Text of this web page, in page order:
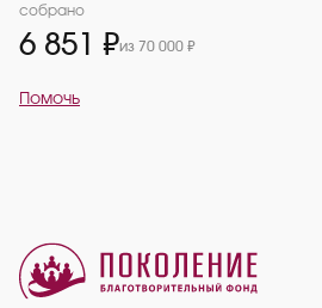
собрано
6 851 ₽из 70 000 ₽
Помочь